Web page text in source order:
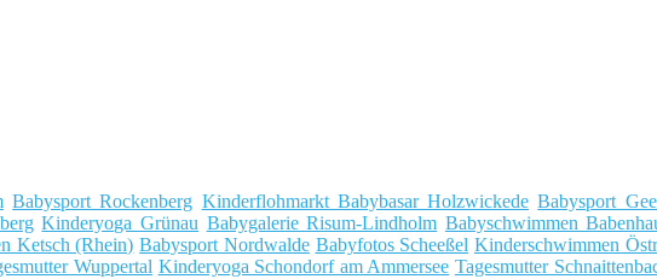
Babysport Rockenberg Kinderflohmarkt Babybasar Holzwickede Babysport
Kinderyoga Grünau Babygalerie Risum-Lindholm Babyschwimmen
Ketsch (Rhein) Babysport Nordwalde Babyfotos Scheeßel Kinderschwimmen
Wuppertal Kinderyoga Schondorf am Ammersee Tagesmutter